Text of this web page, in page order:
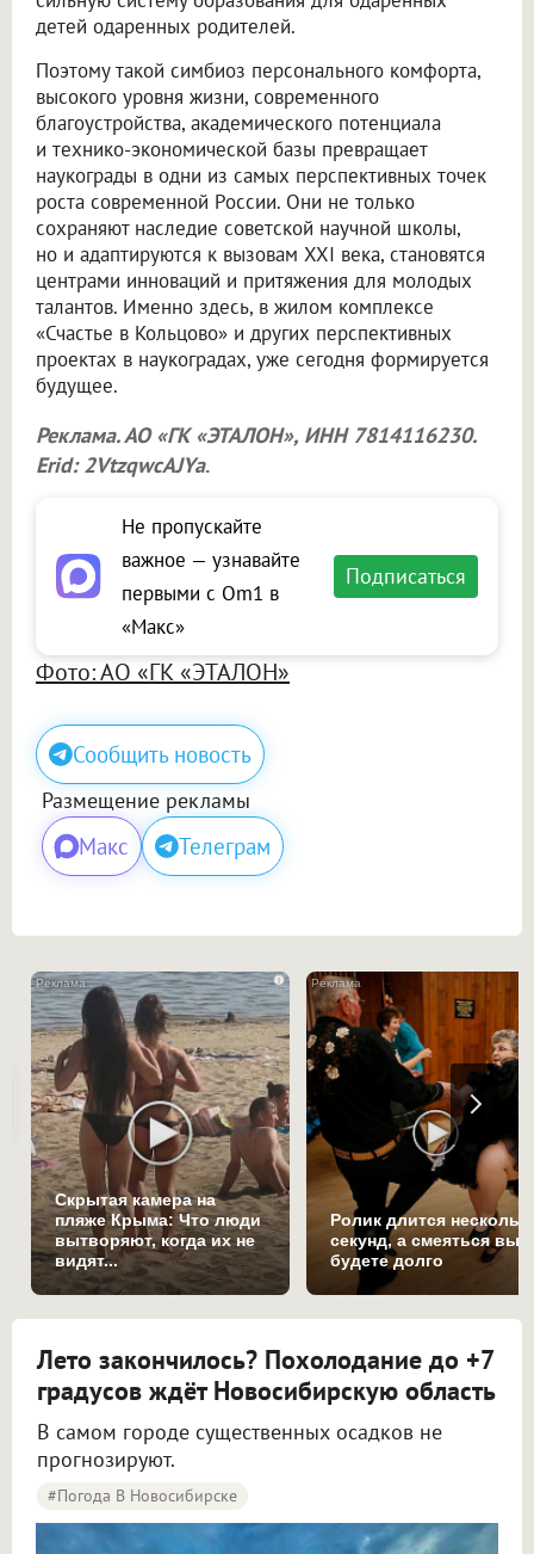
детей одаренных родителей.
Поэтому такой симбиоз персонального комфорта,
высокого уровня жизни, современного
благоустройства, академического потенциала
и технико-экономической базы превращает
наукограды в одни из самых перспективных точек
роста современной России. Они не только
сохраняют наследие советской научной школы,
но и адаптируются к вызовам XXI века, становятся
центрами инноваций и притяжения для молодых
талантов. Именно здесь, в жилом комплексе
«Счастье в Кольцово» и других перспективных
проектах в наукоградах, уже сегодня формируется
будущее.
Реклама. АО «ГК «ЭТАЛОН», ИНН 7814116230.
Erid: 2VtzqwcAJYa.
Не пропускайте
важное — узнавайте
первыми с Om1 в
«Макс»
Подписаться
Фото: АО «ГК «ЭТАЛОН»
Сообщить новость
Размещение рекламы
Макс Телеграм
i
Скрытая камера на
пляже Крыма: Что люди
вытворяют, когда их не
видят...
Ролик длится
секунд, а смеяться вы
будете долго
Лето закончилось? Похолодание до +7
градусов ждёт Новосибирскую область
В самом городе существенных осадков не
прогнозируют.
#Погода В Новосибирске